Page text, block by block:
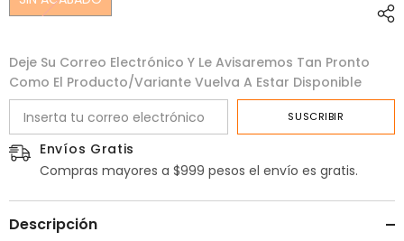
Deje Su Correo Electrónico Y Le Avisaremos Tan Pronto
Como El Producto/variante Vuelva A Estar Disponible
SUSCRIBIR
Envíos Gratis
Compras mayores a $999 pesos el envío es gratis.
Descripción